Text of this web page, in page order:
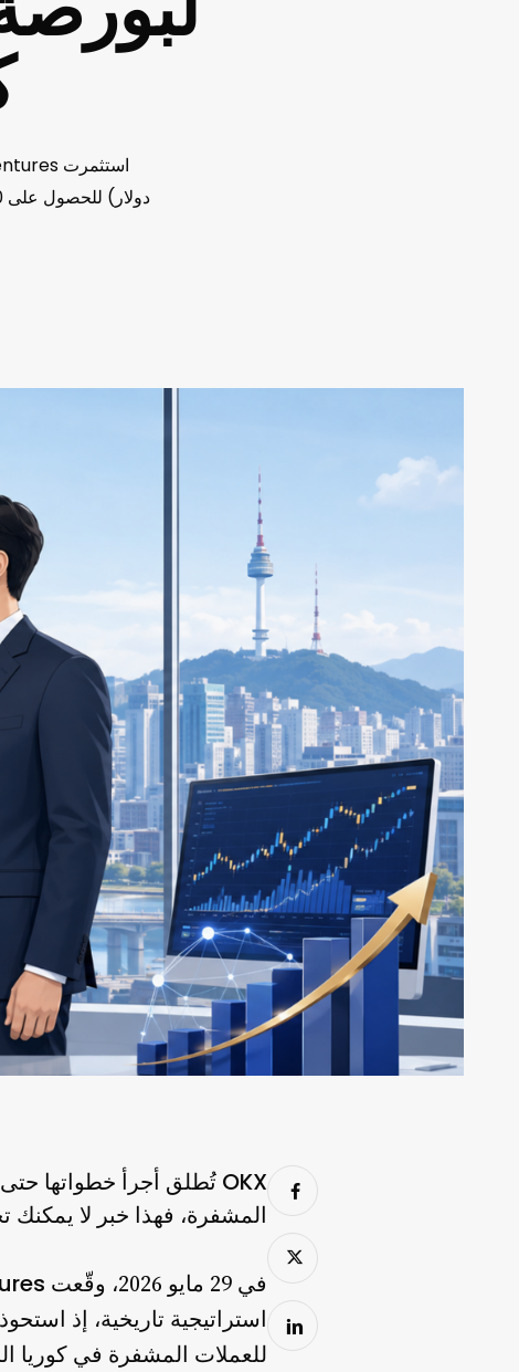
OKX تُطلق أجرأ خطواتها حتى الآن نحو سوق العملات المشفرة الكورية
المشفرة، فهذا خبر لا يمكنك
في 29 مايو 2026، وقّعت
استراتيجية تاريخية، إذ
للعملات المشفرة في كوريا